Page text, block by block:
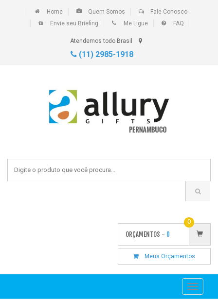
Home Quem Somos
Fale Conosco
Envie seu Briefing
Me Ligue FAQ
Atendemos todo Brasil
(11) 2985-1918
ORÇAMENTOS - 0
0
Meus Orçamentos
Toggle